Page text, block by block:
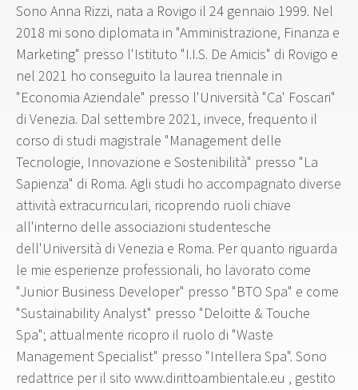
Sono Anna Rizzi, nata a Rovigo il 24 gennaio 1999. Nel
2018 mi sono diplomata in "Amministrazione, Finanza e
Marketing" presso l'Istituto "I.I.S. De Amicis" di Rovigo e
nel 2021 ho conseguito la laurea triennale in
"Economia Aziendale" presso l'Università "Ca' Foscari"
di Venezia. Dal settembre 2021, invece, frequento il
corso di studi magistrale "Management delle
Tecnologie, Innovazione e Sostenibilità" presso "La
Sapienza" di Roma. Agli studi ho accompagnato diverse
attività extracurriculari, ricoprendo ruoli chiave
all'interno delle associazioni studentesche
dell'Università di Venezia e Roma. Per quanto riguarda
le mie esperienze professionali, ho lavorato come
"Junior Business Developer" presso "BTO Spa" e come
"Sustainability Analyst" presso "Deloitte & Touche
Spa"; attualmente ricopro il ruolo di "Waste
Management Specialist" presso "Intellera Spa". Sono
redattrice per il sito www.dirittoambientale.eu , gestito